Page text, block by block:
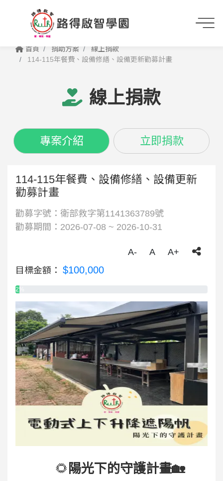
首頁 捐助方案
線上捐款
114-115年餐費、設備修繕、設備更新勸募計畫
線上捐款
專案介紹 立即捐款
114-115年餐費、設備修繕、設備更新
勸募計畫
勸募字號：衛部救字第1141363789號
勸募期間：2026-07-08 ~ 2026-10-31
A- A
A+
目標金額： $100,000
2%
🌻 陽光下的守護計畫🏡